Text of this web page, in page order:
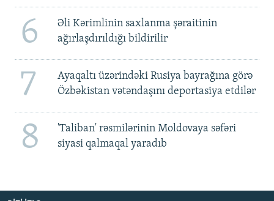
6
Əli Kərimlinin saxlanma şəraitinin
ağırlaşdırıldığı bildirilir
7
Ayaqaltı üzərindəki Rusiya bayrağına görə
Özbəkistan vətəndaşını deportasiya etdilər
8
'Taliban' rəsmilərinin Moldovaya səfəri
siyasi qalmaqal yaradıb